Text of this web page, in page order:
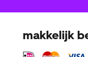
makkelijk